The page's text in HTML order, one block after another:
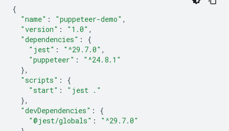
{
"name" : "puppeteer-demo" ,
"version" : "1.0" ,
"dependencies" :
{
"jest" : "^29.7.0" ,
"puppeteer" :
"^24.8.1"
},
"scripts" :
{
"start" :
"jest ."
},
"devDependencies" :
{
"@jest/globals" :
"^29.7.0"